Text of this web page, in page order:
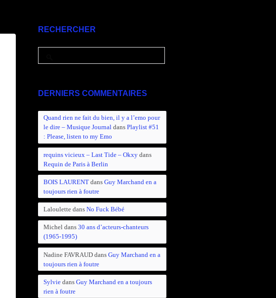
RECHERCHER
DERNIERS COMMENTAIRES
Quand rien ne fait du bien, il y a l’emo pour
le dire – Musique Journaldans Playlist #51
: Please, listen to my Emo
requins vicieux – Last Tide – Okxydans
Requin de Paris à Berlin
BOIS LAURENTdans Guy Marchand en a
toujours rien à foutre
Laloulettedans No Fuck Bébé
Micheldans 30 ans d’acteurs-chanteurs
(1965-1995)
Nadine FAVRAUDdans Guy Marchand en a
toujours rien à foutre
Sylviedans Guy Marchand en a toujours
rien à foutre